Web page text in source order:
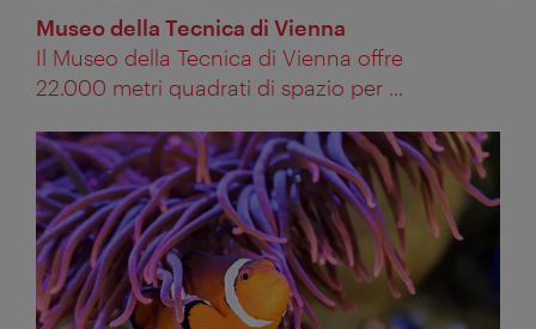
Museo della Tecnica di Vienna
Il Museo della Tecnica di Vienna offre
22.000 metri quadrati di spazio per ...